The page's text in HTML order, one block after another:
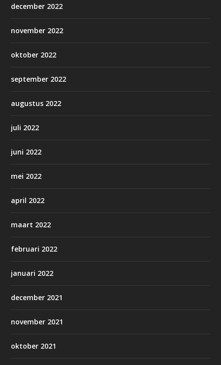
december 2022
november 2022
oktober 2022
september 2022
augustus 2022
juli 2022
juni 2022
mei 2022
april 2022
maart 2022
februari 2022
januari 2022
december 2021
november 2021
oktober 2021